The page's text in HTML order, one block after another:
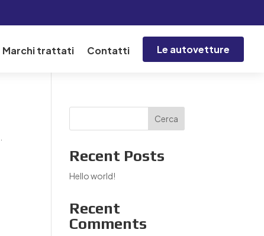
Marchi trattati Contatti Le autovetture
Cerca
Recent Posts
Hello world!
Recent
Comments